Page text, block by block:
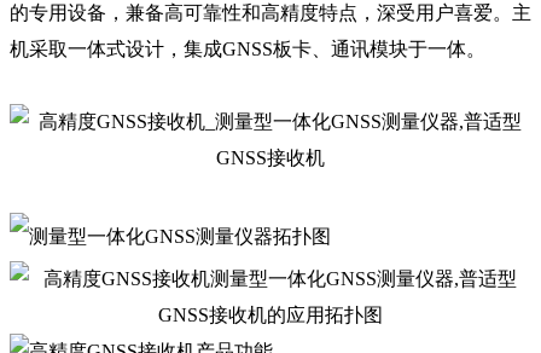
的专用设备，兼备高可靠性和高精度特点，深受用户喜爱。主
机采取一体式设计，集成GNSS板卡、通讯模块于一体。